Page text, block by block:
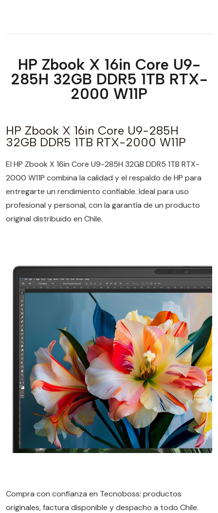
HP Zbook X 16in Core U9-
285H 32GB DDR5 1TB RTX-
2000 W11P
HP Zbook X 16in Core U9-285H
32GB DDR5 1TB RTX-2000 W11P
El HP Zbook X 16in Core U9-285H 32GB DDR5 1TB RTX-
2000 W11P combina la calidad y el respaldo de HP para
entregarte un rendimiento confiable. Ideal para uso
profesional y personal, con la garantía de un producto
original distribuido en Chile.
Compra con confianza en Tecnoboss: productos
originales, factura disponible y despacho a todo Chile.